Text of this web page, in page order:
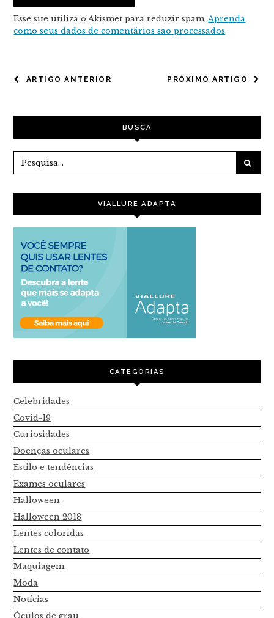
Esse site utiliza o Akismet para reduzir spam.Aprenda
como seus dados de comentários são processados.
NAVEGAÇÃO
POST
PRÓXIMO ARTIGO
ARTIGO ANTERIOR
BUSCA
VIALLURE ADAPTA
CATEGORIAS
Celebridades
Covid-19
Curiosidades
Doenças oculares
Estilo e tendências
Exames oculares
Halloween
Halloween 2018
Lentes coloridas
Lentes de contato
Maquiagem
Moda
Notícias
Óculos de grau